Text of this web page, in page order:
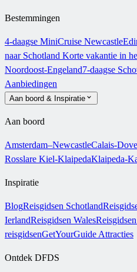
Bestemmingen
4-daagse MiniCruise Newcastle
naar Schotland Korte vakantie in
Noordoost-Engeland7-daagse
Aanbiedingen
Aan boord & Inspiratie
Aan boord
Amsterdam–NewcastleCalais-
Rosslare Kiel-KlaipedaKlaipeda-
Inspiratie
BlogReisgidsen Schotland
IerlandReisgidsen Wales
reisgidsenGetYourGuide Attracties
Ontdek DFDS